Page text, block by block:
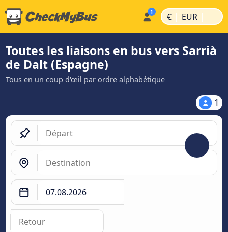
€ | EUR |
Toutes les liaisons en bus vers Sarrià
de Dalt (Espagne)
Tous en un coup d'œil par ordre alphabétique
1